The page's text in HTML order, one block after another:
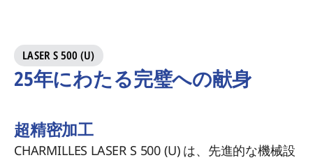
LASER S 500 (U)
25年にわたる完璧への献身
超精密加工
CHARMILLES LASER S 500 (U) は、先進的な機械設